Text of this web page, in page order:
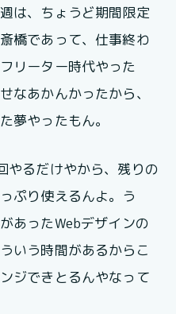
は、ちょうど期間限定
橋であって、仕事終わ
リーター時代やった
なあかんかったから、
夢やったもん。
やるだけやから、残りの
ぷり使えるんよ。う
あったWebデザインの
いう時間があるからこ
ジできとるんやなって